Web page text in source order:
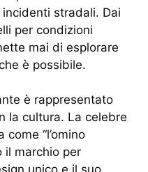
incidenti stradali. Dai
per condizioni
mai di esplorare
è possibile.
è rappresentato
la cultura. La celebre
“l’omino
il marchio per